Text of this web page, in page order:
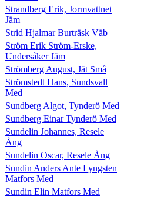
Strandberg Erik, Jormvattnet
Jäm
Strid Hjalmar Burträsk Väb
Ström Erik Ström-Erske,
Undersåker Jäm
Strömberg August, Jät Små
Strömstedt Hans, Sundsvall
Med
Sundberg Algot, Tynderö Med
Sundberg Einar Tynderö Med
Sundelin Johannes, Resele
Ång
Sundelin Oscar, Resele Ång
Sundin Anders Ante Lyngsten
Matfors Med
Sundin Elin Matfors Med